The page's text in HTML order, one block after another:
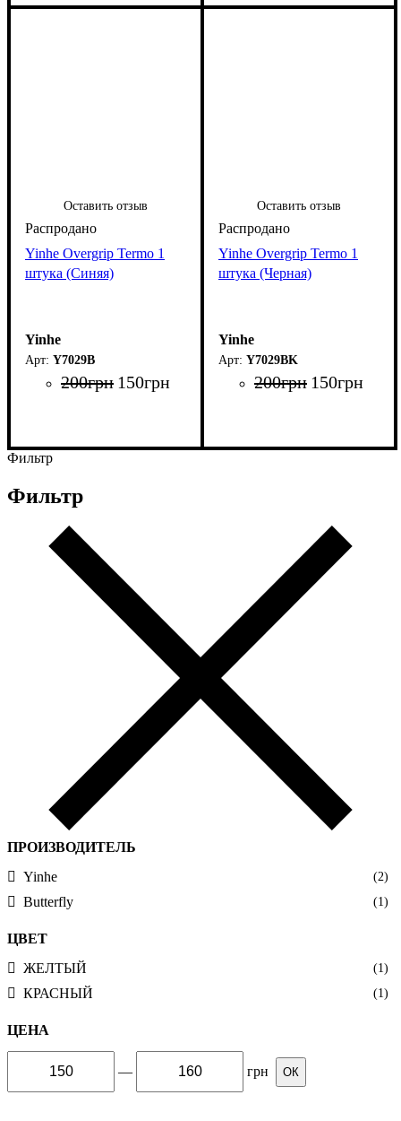
Оставить отзыв
Yinhe Overgrip Termo 1
штука (Синяя)
Yinhe
Y7029B
200грн 150грн
Оставить отзыв
Yinhe Overgrip Termo 1
штука (Черная)
Yinhe
Y7029BK
200грн 150грн
Фильтр
Фильтр
ПРОИЗВОДИТЕЛЬ
Yinhe
(2)
Butterfly (1)
ЦВЕТ
ЖЕЛТЫЙ
(1)
КРАСНЫЙ (1)
ЦЕНА
— грн ОК